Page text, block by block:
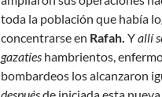
toda la población que había
concentrarse en Rafah. Yallí
gazatíes hambrientos,
bombardeos los alcanzaron